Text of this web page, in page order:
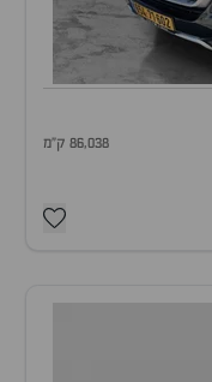
86,038 ק"מ